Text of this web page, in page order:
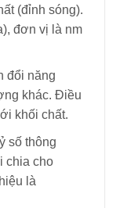
(đỉnh sóng).
đơn vị là nm
đổi năng
khác. Điều
khối chất.
số thông
chia cho
là